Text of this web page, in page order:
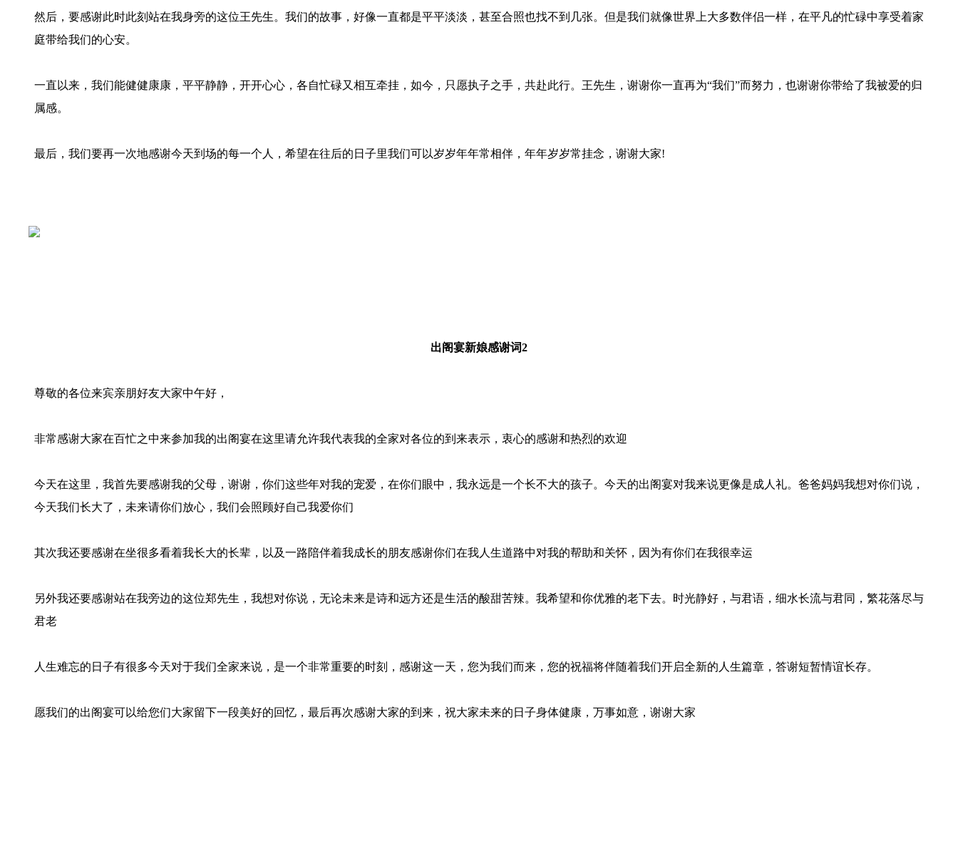
然后，要感谢此时此刻站在我身旁的这位王先生。我们的故事，好像一直都是平平淡淡，甚至合照也找不到几张。但是我们就像世界上大多数伴侣一样，在平凡的忙碌中享受着家
庭带给我们的心安。
一直以来，我们能健健康康，平平静静，开开心心，各自忙碌又相互牵挂，如今，只愿执子之手，共赴此行。王先生，谢谢你一直再为“我们”而努力，也谢谢你带给了我被爱的归
属感。
最后，我们要再一次地感谢今天到场的每一个人，希望在往后的日子里我们可以岁岁年年常相伴，年年岁岁常挂念，谢谢大家!
出阁宴新娘感谢词2
尊敬的各位来宾亲朋好友大家中午好，
非常感谢大家在百忙之中来参加我的出阁宴在这里请允许我代表我的全家对各位的到来表示，衷心的感谢和热烈的欢迎
今天在这里，我首先要感谢我的父母，谢谢，你们这些年对我的宠爱，在你们眼中，我永远是一个长不大的孩子。今天的出阁宴对我来说更像是成人礼。爸爸妈妈我想对你们说，
今天我们长大了，未来请你们放心，我们会照顾好自己我爱你们
其次我还要感谢在坐很多看着我长大的长辈，以及一路陪伴着我成长的朋友感谢你们在我人生道路中对我的帮助和关怀，因为有你们在我很幸运
另外我还要感谢站在我旁边的这位郑先生，我想对你说，无论未来是诗和远方还是生活的酸甜苦辣。我希望和你优雅的老下去。时光静好，与君语，细水长流与君同，繁花落尽与
君老
人生难忘的日子有很多今天对于我们全家来说，是一个非常重要的时刻，感谢这一天，您为我们而来，您的祝福将伴随着我们开启全新的人生篇章，答谢短暂情谊长存。
愿我们的出阁宴可以给您们大家留下一段美好的回忆，最后再次感谢大家的到来，祝大家未来的日子身体健康，万事如意，谢谢大家